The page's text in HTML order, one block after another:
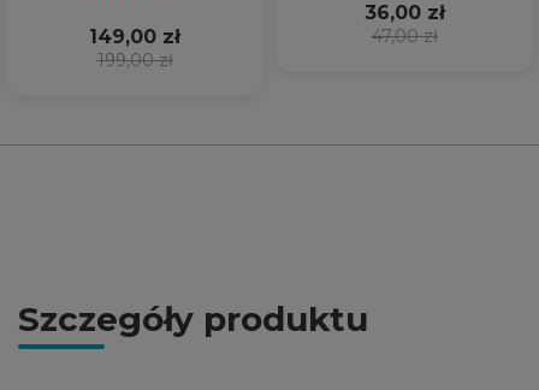
199,00 zł
149,00 zł 47,00 zł
36,00 zł
Szczegóły produktu